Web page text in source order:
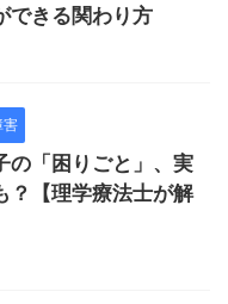
できる関わり方
害
の「困りごと」、実
？【理学療法士が解